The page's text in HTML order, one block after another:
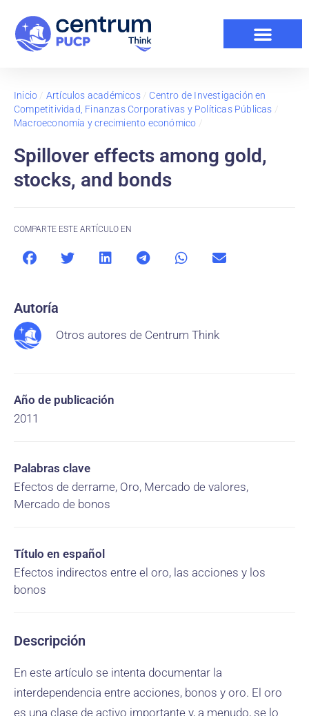
Inicio / Artículos académicos/ Centro de Investigación en
Competitividad, Finanzas Corporativas y Políticas Públicas /
Macroeconomía y crecimiento económico /
Spillover effects among gold,
stocks, and bonds
COMPARTE ESTE ARTÍCULO EN
Autoría
Otros autores de Centrum Think
Año de publicación
2011
Palabras clave
Efectos de derrame, Oro, Mercado de valores,
Mercado de bonos
Título en español
Efectos indirectos entre el oro, las acciones y los
bonos
Descripción
En este artículo se intenta documentar la
interdependencia entre acciones, bonos y oro. El oro
es una clase de activo importante y, a menudo, se lo